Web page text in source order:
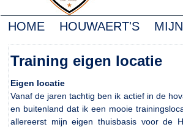
HOME HOUWAERT'S
Training eigen locatie
Eigen locatie
Vanaf de jaren tachtig ben ik actief in de
en buitenland dat ik een mooie
allereerst mijn eigen thuisbasis voor de